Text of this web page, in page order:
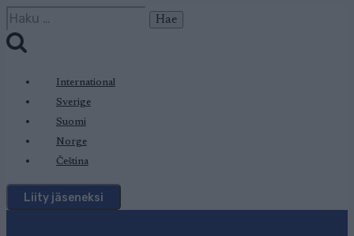
Siirry
sisältöön
Haku:
International
Sverige
Suomi
Norge
Čeština
Liity jäseneksi